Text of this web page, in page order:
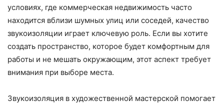
условиях, где коммерческая недвижимость часто
находится вблизи шумных улиц или соседей, качество
звукоизоляции играет ключевую роль. Если вы хотите
создать пространство, которое будет комфортным для
работы и не мешать окружающим, этот аспект требует
внимания при выборе места.
Звукоизоляция в художественной мастерской помогает